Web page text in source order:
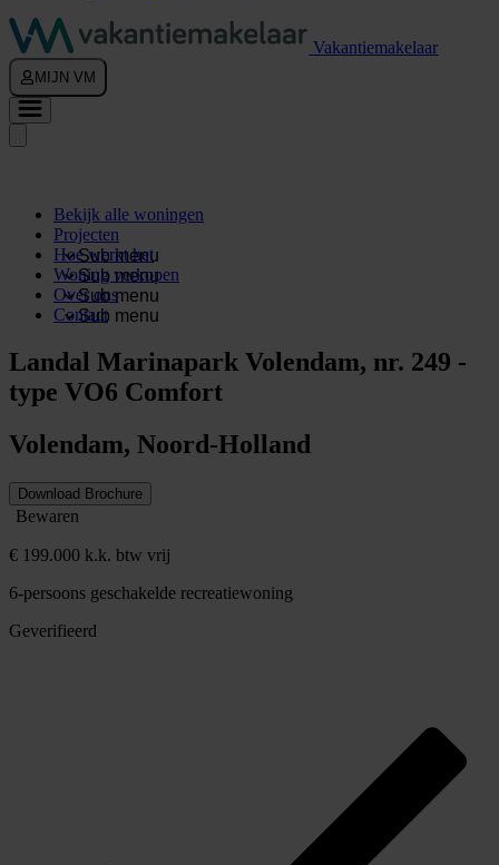
Vakantiemakelaar
MIJN VM
Bekijk alle woningen
Projecten
Sub menu
Hoe werkt het
Sub menu
Woning verkopen
Sub menu
Over ons
Sub menu
Contact
Landal Marinapark Volendam, nr. 249 -
type VO6 Comfort
Volendam, Noord-Holland
Download Brochure
Bewaren
€ 199.000 k.k. btw vrij
6-persoons geschakelde recreatiewoning
Geverifieerd